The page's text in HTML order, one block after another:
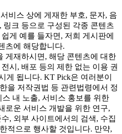
비스 상에 게재한 부호, 문자, 음
링크 등으로 구성된 각종 콘텐츠
게 예를 들자면, 저희 게시판에
츠에 해당합니다.
게재하시면, 해당 콘텐츠에 대한
시, 배포 등의 제한 없는 이용 권
게 됩니다. KT Pick은 여러분이
을 저작권법 등 관련법령에서 정
내 노출, 서비스 홍보를 위한
로운 서비스 개발을 위한 연구,
, 외부 사이트에서의 검색, 수집
적으로 행사할 것입니다. 만약,